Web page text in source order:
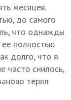
месяцев.
до самого
что однажды
ее полностью
долго, что я
часто снилось,
терял